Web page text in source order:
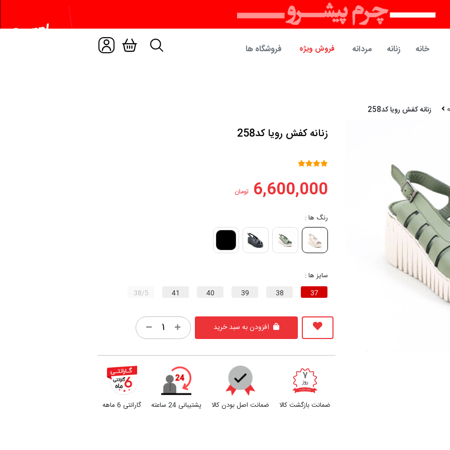
خانه زنانه مردانه فروش ویژه فروشگاه ها
زنانه کفش رویا کد258
زنانه کفش رویا کد258
6,600,000 تومان
رنگ ها :
سایز ها :
37
38
39
40
41
38/5
افزودن به سبد خرید
ضمانت بازگشت کالا ضمانت اصل بودن کالا پشتیبانی 24 ساعته گارانتی 6 ماهه